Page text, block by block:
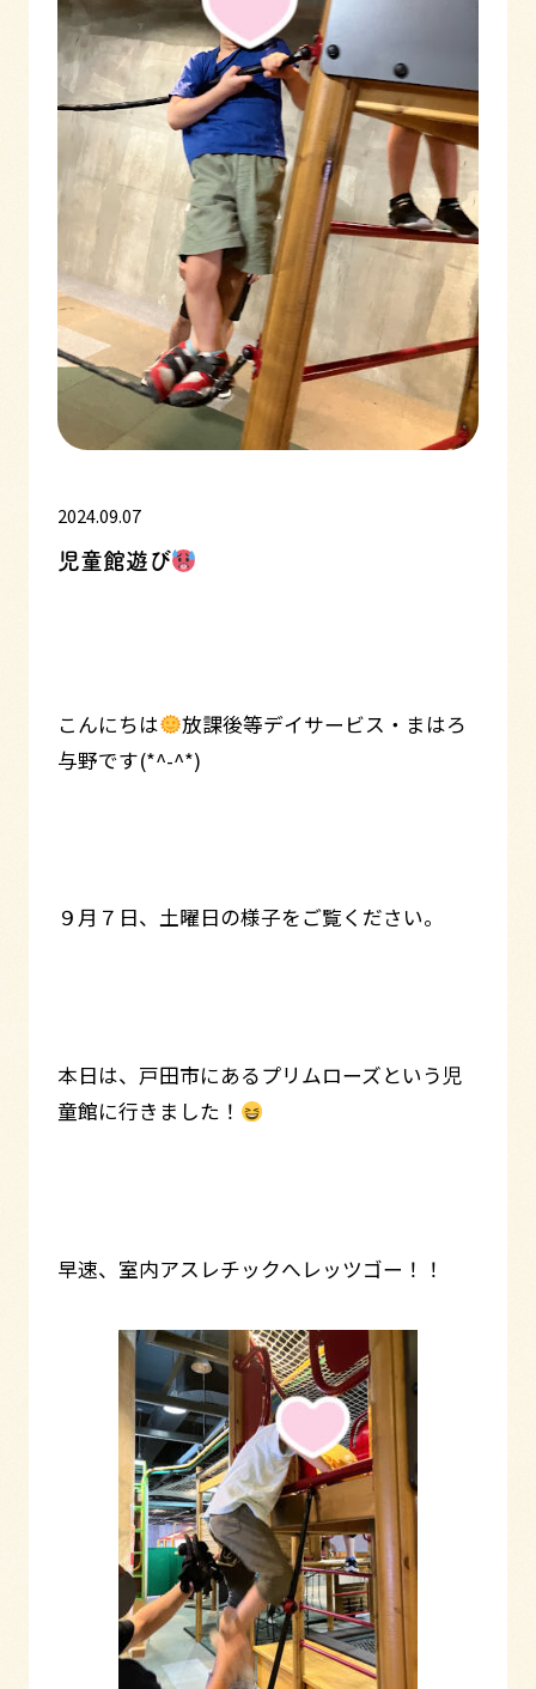
2024.09.07
児童館遊び
こんにちは
放課後等デイサービス・まはろ
与野です(*^-^*)
９月７日、土曜日の様子をご覧ください。
本日は、戸田市にあるプリムローズという児
童館に行きました！
早速、室内アスレチックへレッツゴー！！